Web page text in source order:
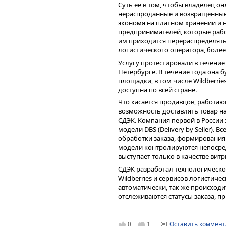
увеличился на 13,7%
ежеквартального получения
планомерно снижается
Долговая нагрузка Компании
того, демонстрирует снижение:
выручка LTM остаются в
долговой нагрузки связана как
существенного роста процентов
партнёрской сети для
управления закупками,
и аналитики.
Для демонстрации результатов
менеджер обрабатывает 50
или в общей сложности 4,1 часа.
обработкой каждого запроса за
часа по сравнению с человеком.
полный рабочий день, ускоряет
трафик обращений. При
рублей, на штате из 10 таких
экономит 8 300 рублей в день
Специалисты логистического
данных для обучения систем —
решения этих задач. Неполные
ошибкам и низкой
технологий. При правильном
стать драйвером роста
перспективе.
Суть её в том, чтобы владелец
нераспроданные и
экономя на платном хранении и
предпринимателей, которые
им приходится
логистического оператора,
Услугу протестировали в
Петербурге. В течение года она
площадки, в том числе
доступна по всей стране.
Что касается продавцов,
возможность доставлять товар
СДЭК. Компания первой в России
модели DBS (Delivery by Seller).
обработки заказа,
модели контролируются
выступает только в качестве
СДЭК разработал
Wildberries и сервисов
автоматически, так же
отслеживаются статусы заказа,
продавца появляется больше
нюансы доставки.
0 1 Оставить